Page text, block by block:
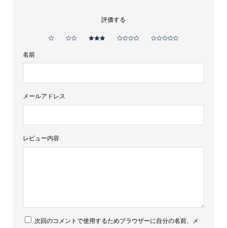
リ
デ
ィ
ル
チ
評価する
レビュー内容
名前
メールアドレス
次回のコメントで使用するためブラウザーに自分の名前、メ